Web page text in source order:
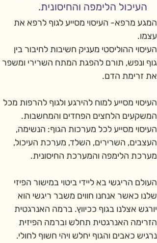
העיכול הלימפה והחיסונית.
המגע מרפא- העיסוי מסייע לגוף לרפא את
עצמו.
העיסוי ההוליסטי מעניק חשיבות לחיבור בין
גוף ונפש, תורם להפגת המתח השרירי ומשפר
את זרימת הדם.
העיסוי מסייע למוח להירגע ולגוף להרפות מכל
המשקעים הלחצים הפחדים והמחשבות.
העיסוי מסייע לכל מערכות הגוף: הנשימה,
העצבים, השרירים, השלד, מערכת העיכול,
מערכת הלימפה והמערכת החיסונית.
העולם הריגשי בא ליידי ביטוי במישור הפיזי
שלנו כאשר אנחנו חווים משבר ריגשי הוא
יורגש אצלנו בגוף ככיווץ. ברמה האנרגטית
הזרימה האנרגטית תחלש וברמה הפיזית
נרגיש כאבים והגוף יחלש ויהי חשוף לחולי.